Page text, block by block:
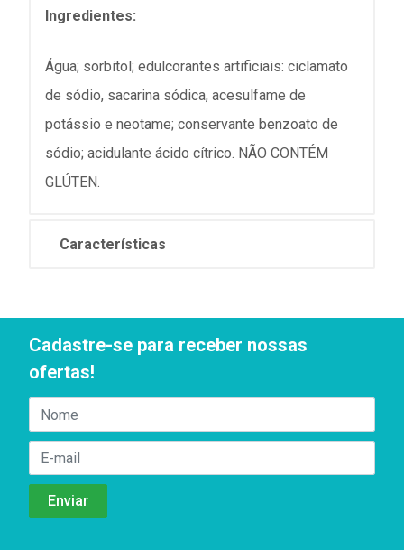
Ingredientes:
Água; sorbitol; edulcorantes artificiais: ciclamato
de sódio, sacarina sódica, acesulfame de
potássio e neotame; conservante benzoato de
sódio; acidulante ácido cítrico. NÃO CONTÉM
GLÚTEN.
Características
Cadastre-se para receber nossas
ofertas!